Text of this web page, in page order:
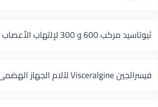
ثيوتاسيد مركب 600 و 300 لإلتهاب الأعصاب
فيسرالجين Visceralgine لآلام الجهاز الهضمى